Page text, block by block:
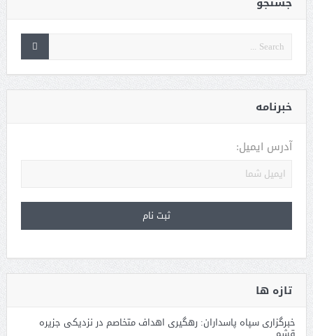
خبرنامه
آدرس ایمیل:
تازه ها
خبرگزاری سپاه پاسداران: رهگیری اهداف متخاصم در نزدیکی جزیره